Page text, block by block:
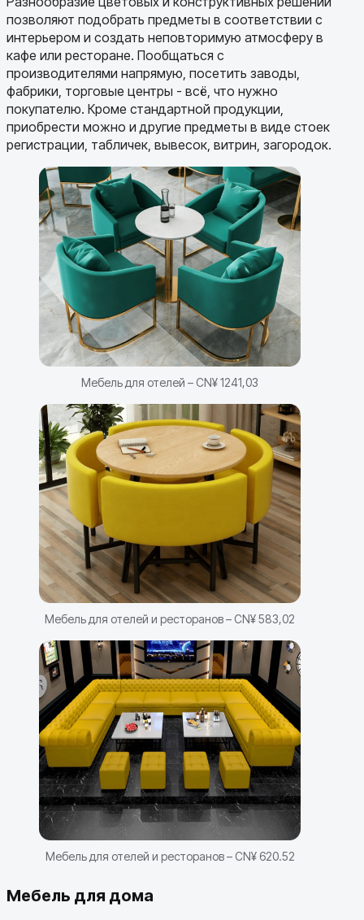
позволяют подобрать предметы в соответствии с
интерьером и создать неповторимую атмосферу в
кафе или ресторане. Пообщаться с
производителями напрямую, посетить заводы,
фабрики, торговые центры - всё, что нужно
покупателю. Кроме стандартной продукции,
приобрести можно и другие предметы в виде стоек
регистрации, табличек, вывесок, витрин, загородок.
Мебель для отелей – CN¥ 1241,03
Мебель для отелей и ресторанов – CN¥ 583,02
Мебель для отелей и ресторанов – CN¥ 620.52
Мебель для дома